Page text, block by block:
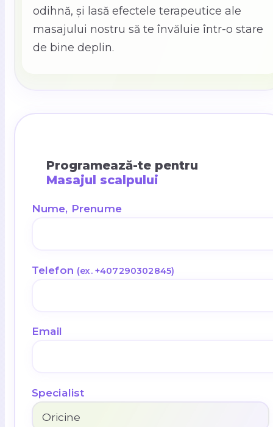
odihnă, și lasă efectele terapeutice ale
masajului nostru să te învăluie într-o stare
de bine deplin.
Programează-te pentru
Masajul scalpului
Nume, Prenume
Telefon (ex. +407290302845)
Email
Specialist